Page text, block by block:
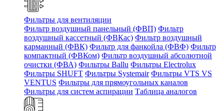
Фильтры для вентиляции
Фильтр воздушный панельный (ФВП) Фильтр
воздушный кассетный (ФВКас) Фильтр воздушный
карманный (ФВК) Фильтр для фанкойла (ФВФ) Фильтр
компактный (ФВКом) Фильтр воздушный абсолютной
очистки (ФВА) Фильтры Ballu Фильтры Electrolux
Фильтры SHUFT Фильтры Systemair Фильтры VTS VS
VENTUS Фильтры для прямоугольных каналов
Фильтры для систем аспирации Таблица аналогов